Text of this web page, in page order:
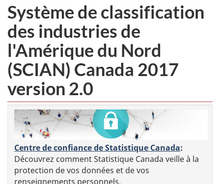
Système de classification
des industries de
l'Amérique du Nord
(SCIAN) Canada 2017
version 2.0
Centre de confiance de Statistique Canada:
Découvrez comment Statistique Canada veille à la
protection de vos données et de vos
renseignements personnels.